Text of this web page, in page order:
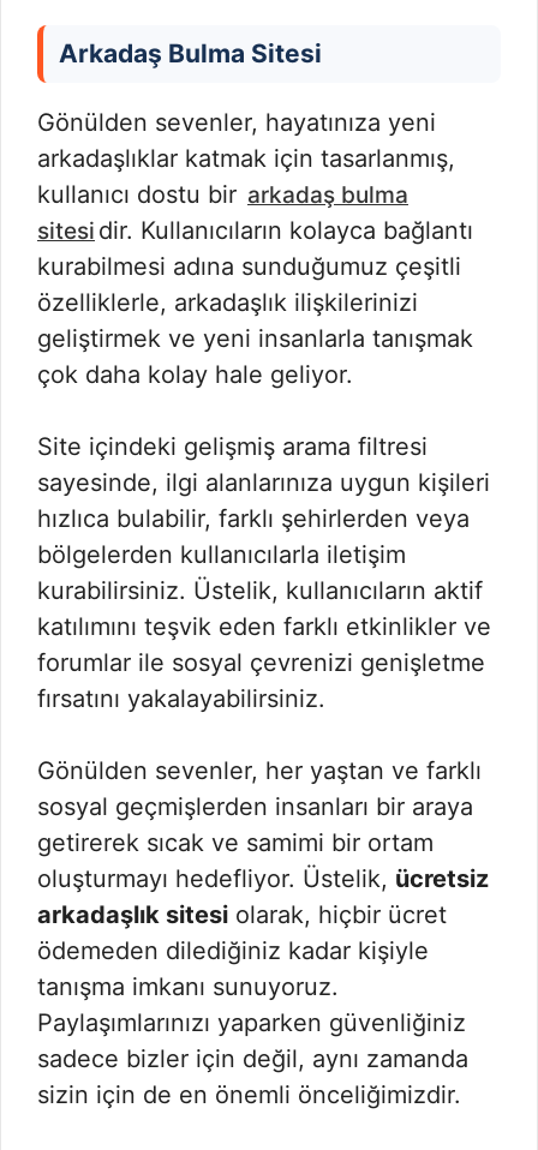
Arkadaş Bulma Sitesi
Gönülden sevenler, hayatınıza yeni
arkadaşlıklar katmak için tasarlanmış,
kullanıcı dostu bir arkadaş bulma
sitesi dir. Kullanıcıların kolayca bağlantı
kurabilmesi adına sunduğumuz çeşitli
özelliklerle, arkadaşlık ilişkilerinizi
geliştirmek ve yeni insanlarla tanışmak
çok daha kolay hale geliyor.
Site içindeki gelişmiş arama filtresi
sayesinde, ilgi alanlarınıza uygun kişileri
hızlıca bulabilir, farklı şehirlerden veya
bölgelerden kullanıcılarla iletişim
kurabilirsiniz. Üstelik, kullanıcıların aktif
katılımını teşvik eden farklı etkinlikler ve
forumlar ile sosyal çevrenizi genişletme
fırsatını yakalayabilirsiniz.
Gönülden sevenler, her yaştan ve farklı
sosyal geçmişlerden insanları bir araya
getirerek sıcak ve samimi bir ortam
oluşturmayı hedefliyor. Üstelik, ücretsiz
arkadaşlık sitesi olarak, hiçbir ücret
ödemeden dilediğiniz kadar kişiyle
tanışma imkanı sunuyoruz.
Paylaşımlarınızı yaparken güvenliğiniz
sadece bizler için değil, aynı zamanda
sizin için de en önemli önceliğimizdir.